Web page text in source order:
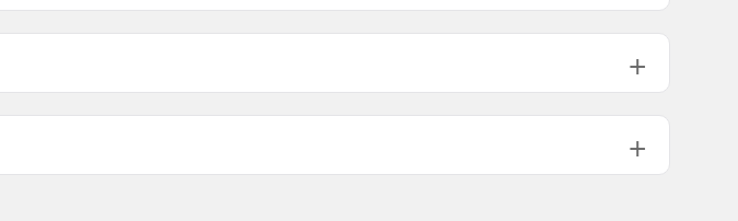
Crown race:
Sì
Dadi di fissaggio:
Non incluso